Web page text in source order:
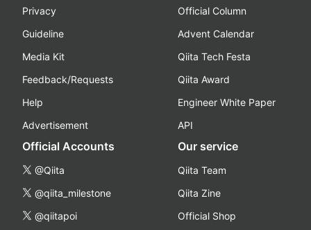
Privacy
Guideline
Media Kit
Feedback/Requests
Help
Advertisement
Official Column
Advent Calendar
Qiita Tech Festa
Qiita Award
Engineer White Paper
API
Official Accounts
@Qiita
@qiita_milestone
@qiitapoi
Our service
Qiita Team
Qiita Zine
Official Shop